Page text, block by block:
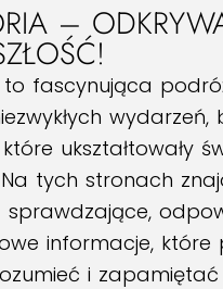
–
to fascynująca
ukształtowały
tych stronach
informacje, które
i